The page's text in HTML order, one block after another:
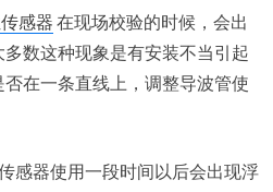
感器 在现场校验的时候，会出
数这种现象是有安装不当引起
在一条直线上，调整导波管使
器使用一段时间以后会出现浮